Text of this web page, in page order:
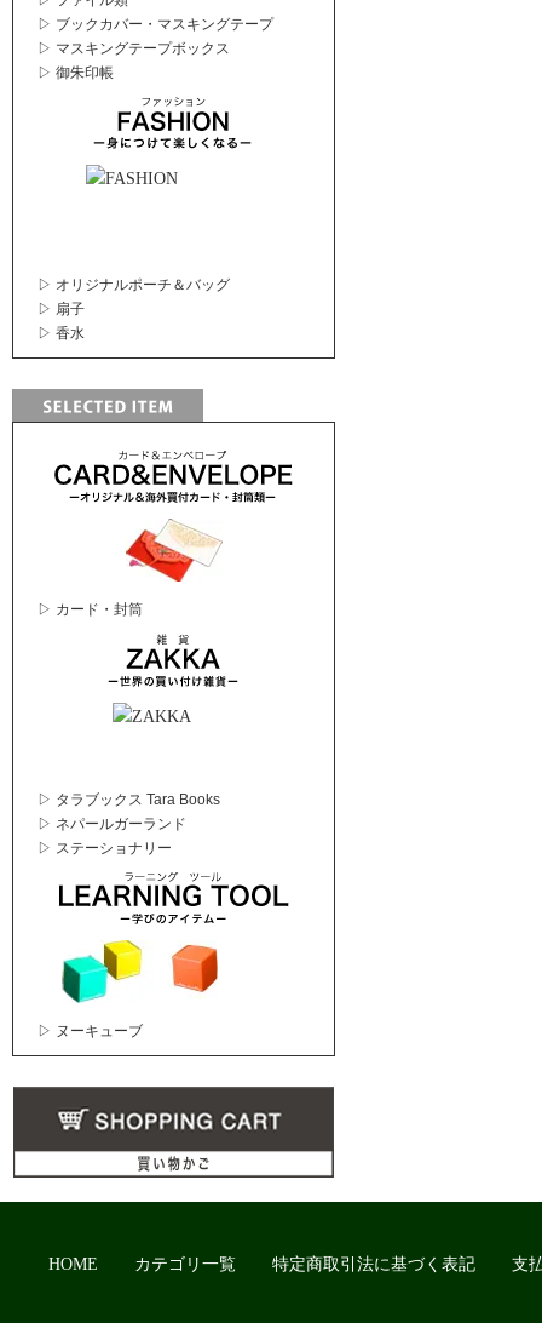
▷ ブックカバー・マスキングテープ
▷ マスキングテープボックス
▷ 御朱印帳
▷ オリジナルポーチ＆バッグ
▷ 扇子
▷ 香水
▷ カード・封筒
▷ タラブックス Tara Books
▷ ネパールガーランド
▷ ステーショナリー
▷ ヌーキューブ
HOME カテゴリ一覧 特定商取引法に基づく表記 支